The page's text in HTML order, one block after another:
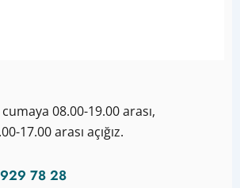
08.00-19.00 arası,
17.00 arası açığız.
78 28